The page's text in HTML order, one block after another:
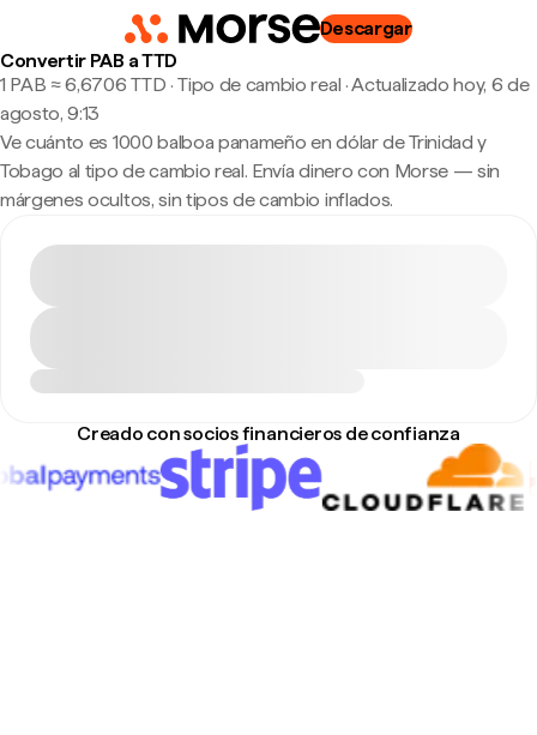
Descargar
Convertir PAB a TTD
1 PAB ≈ 6,6706 TTD · Tipo de cambio real ·Actualizado hoy, 6 de
agosto, 9:13
Ve cuánto es 1000 balboa panameño en dólar de Trinidad y
Tobago al tipo de cambio real. Envía dinero con Morse — sin
márgenes ocultos, sin tipos de cambio inflados.
Creado con socios financieros de confianza